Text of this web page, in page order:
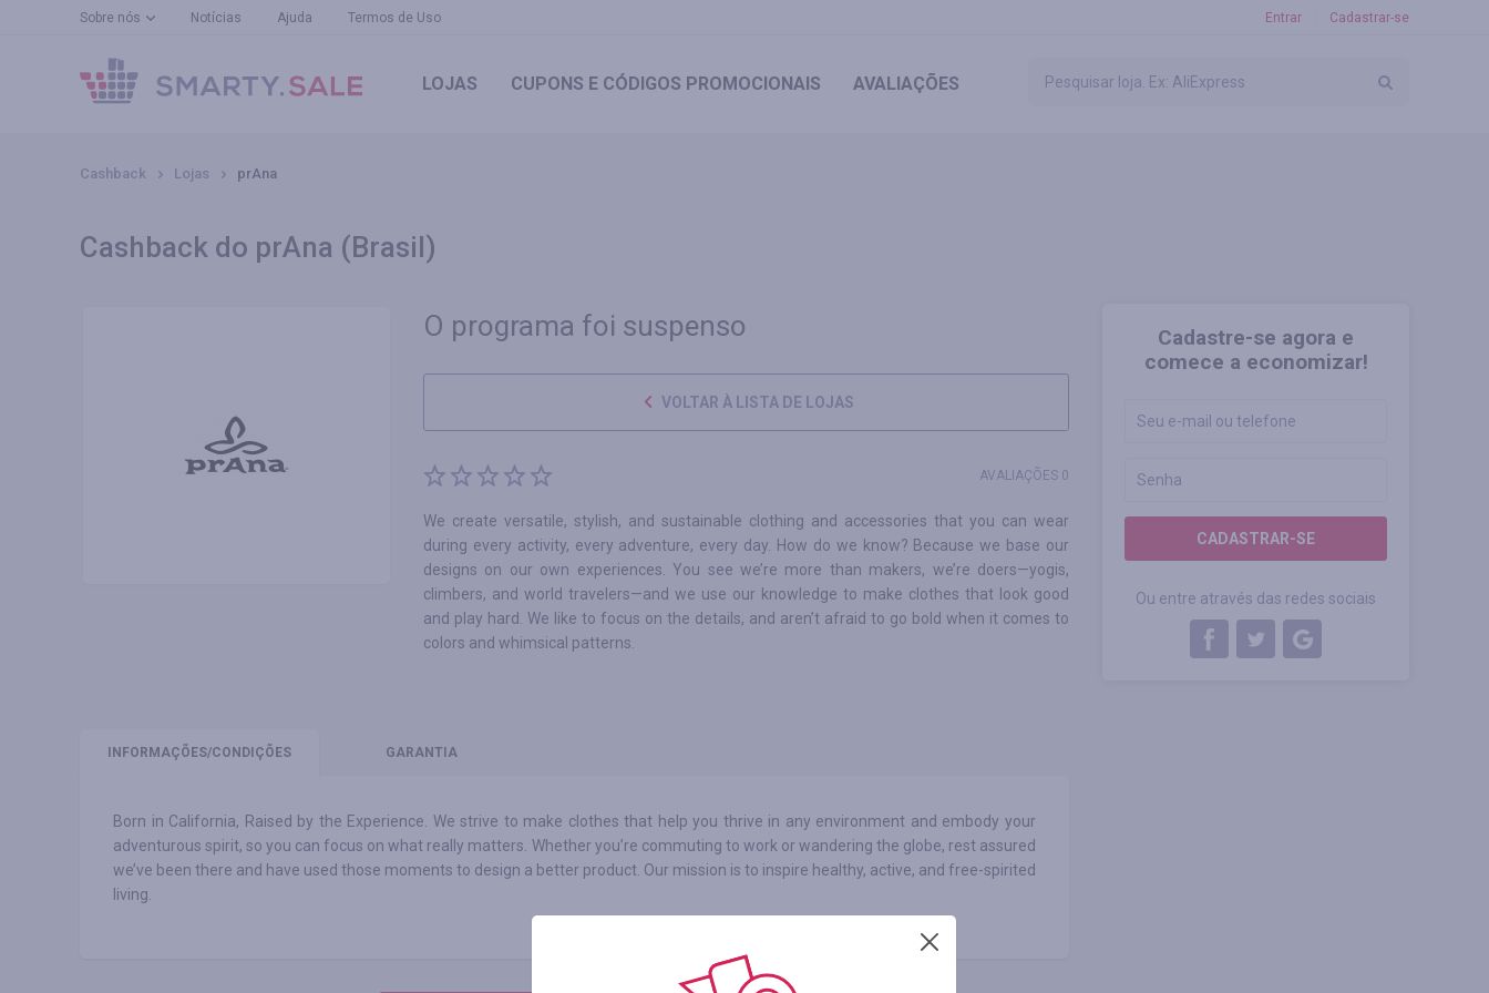
Sobre nós Notícias Ajuda Termos de Uso Entrar Cadastrar-se
LOJAS CUPONS E CÓDIGOS PROMOCIONAIS AVALIAÇÕES
Cashback Lojas prAna
Cashback do prAna (Brasil)
Cadastre-se agora e
comece a economizar!
CADASTRAR-SE
Ou entre através das redes sociais
O programa foi suspenso
VOLTAR À LISTA DE LOJAS
AVALIAÇÕES 0
We create versatile, stylish, and sustainable clothing and accessories that you can wear
during every activity, every adventure, every day. How do we know? Because we base our
designs on our own experiences. You see we’re more than makers, we’re doers—yogis,
climbers, and world travelers—and we use our knowledge to make clothes that look good
and play hard. We like to focus on the details, and aren’t afraid to go bold when it comes to
colors and whimsical patterns.
INFORMAÇÕES/CONDIÇÕES GARANTIA
Born in California, Raised by the Experience. We strive to make clothes that help you thrive in any environment and embody your
adventurous spirit, so you can focus on what really matters. Whether you’re commuting to work or wandering the globe, rest assured
we’ve been there and have used those moments to design a better product. Our mission is to inspire healthy, active, and free-spirited
living.